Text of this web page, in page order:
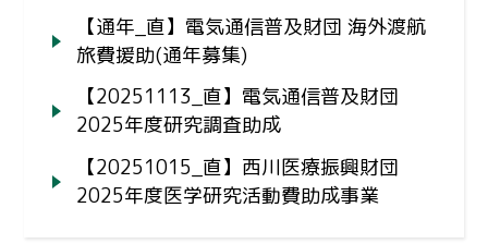
【通年_直】電気通信普及財団 海外渡航
旅費援助(通年募集)
【20251113_直】電気通信普及財団
2025年度研究調査助成
【20251015_直】西川医療振興財団
2025年度医学研究活動費助成事業